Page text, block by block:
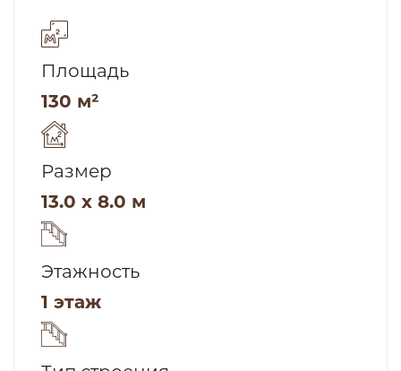
Площадь
130 м²
Размер
13.0 x 8.0 м
Этажность
1 этаж